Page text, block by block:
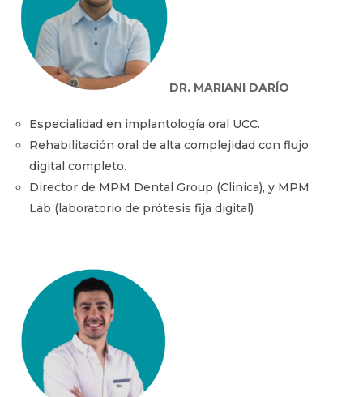
DR. MARIANI DARÍO
Especialidad en implantología oral UCC.
Rehabilitación oral de alta complejidad con flujo
digital completo.
Director de MPM Dental Group (Clinica), y MPM
Lab (laboratorio de prótesis fija digital)